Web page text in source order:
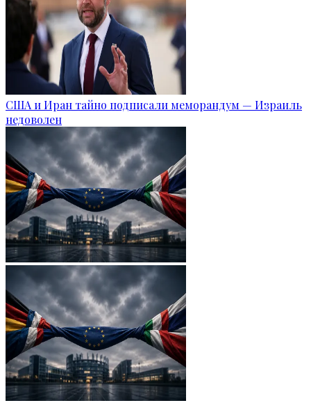
США и Иран тайно подписали меморандум — Израиль
недоволен